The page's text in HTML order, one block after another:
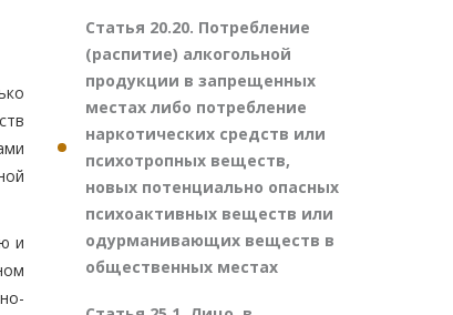
и
Статья 20.20. Потребление
(распитие) алкогольной
продукции в запрещенных
местах либо потребление
наркотических средств или
психотропных веществ,
новых потенциально опасных
психоактивных веществ или
одурманивающих веществ в
общественных местах